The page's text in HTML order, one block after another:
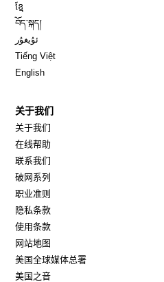
ខ្មែ
བོད་སྐད།
ئۇيغۇر
Tiếng Việt
English
关于我们
关于我们
在线帮助
联系我们
破网系列
职业准则
隐私条款
使用条款
网站地图
美国全球媒体总署
美国之音